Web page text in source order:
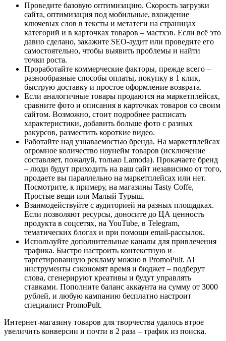
Проведите базовую оптимизацию. Скорость загрузки
сайта, оптимизация под мобильные, вхождение
ключевых слов в тексты и метатеги на страницах
категорий и в карточках товаров – мастхэв. Если всё это
давно сделано, закажите SEO-аудит или проведите его
самостоятельно, чтобы выявить проблемы и найти
точки роста.
Проработайте коммерческие факторы, прежде всего –
разнообразные способы оплаты, покупку в 1 клик,
быструю доставку и простое оформление возврата.
Если аналогичные товары продаются на маркетплейсах,
сравните фото и описания в карточках товаров со своим
сайтом. Возможно, стоит подробнее расписать
характеристики, добавить больше фото с разных
ракурсов, разместить короткие видео.
Работайте над узнаваемостью бренда. На маркетплейсах
огромное количество ноунейм товаров (исключение
составляет, пожалуй, только Lamoda). Прокачаете бренд
– люди будут приходить на ваш сайт независимо от того,
продаете вы параллельно на маркетплейсах или нет.
Посмотрите, к примеру, на магазины Tasty Coffe,
Простые вещи или Малый Турыш.
Взаимодействуйте с аудиторией на разных площадках.
Если позволяют ресурсы, доносите до ЦА ценность
продукта в соцсетях, на YouTube, в Telegram,
тематических блогах и при помощи email-рассылок.
Используйте дополнительные каналы для привлечения
трафика. Быстро настроить контекстную и
таргетированную рекламу можно в PromoPult. AI
инструменты сэкономят время и бюджет – подберут
слова, сгенерируют креативы и будут управлять
ставками. Пополните баланс аккаунта на сумму от 3000
рублей, и любую кампанию бесплатно настроит
специалист PromoPult.
Интернет-магазину товаров для творчества удалось втрое
увеличить конверсии и почти в 2 раза – трафик из поиска.